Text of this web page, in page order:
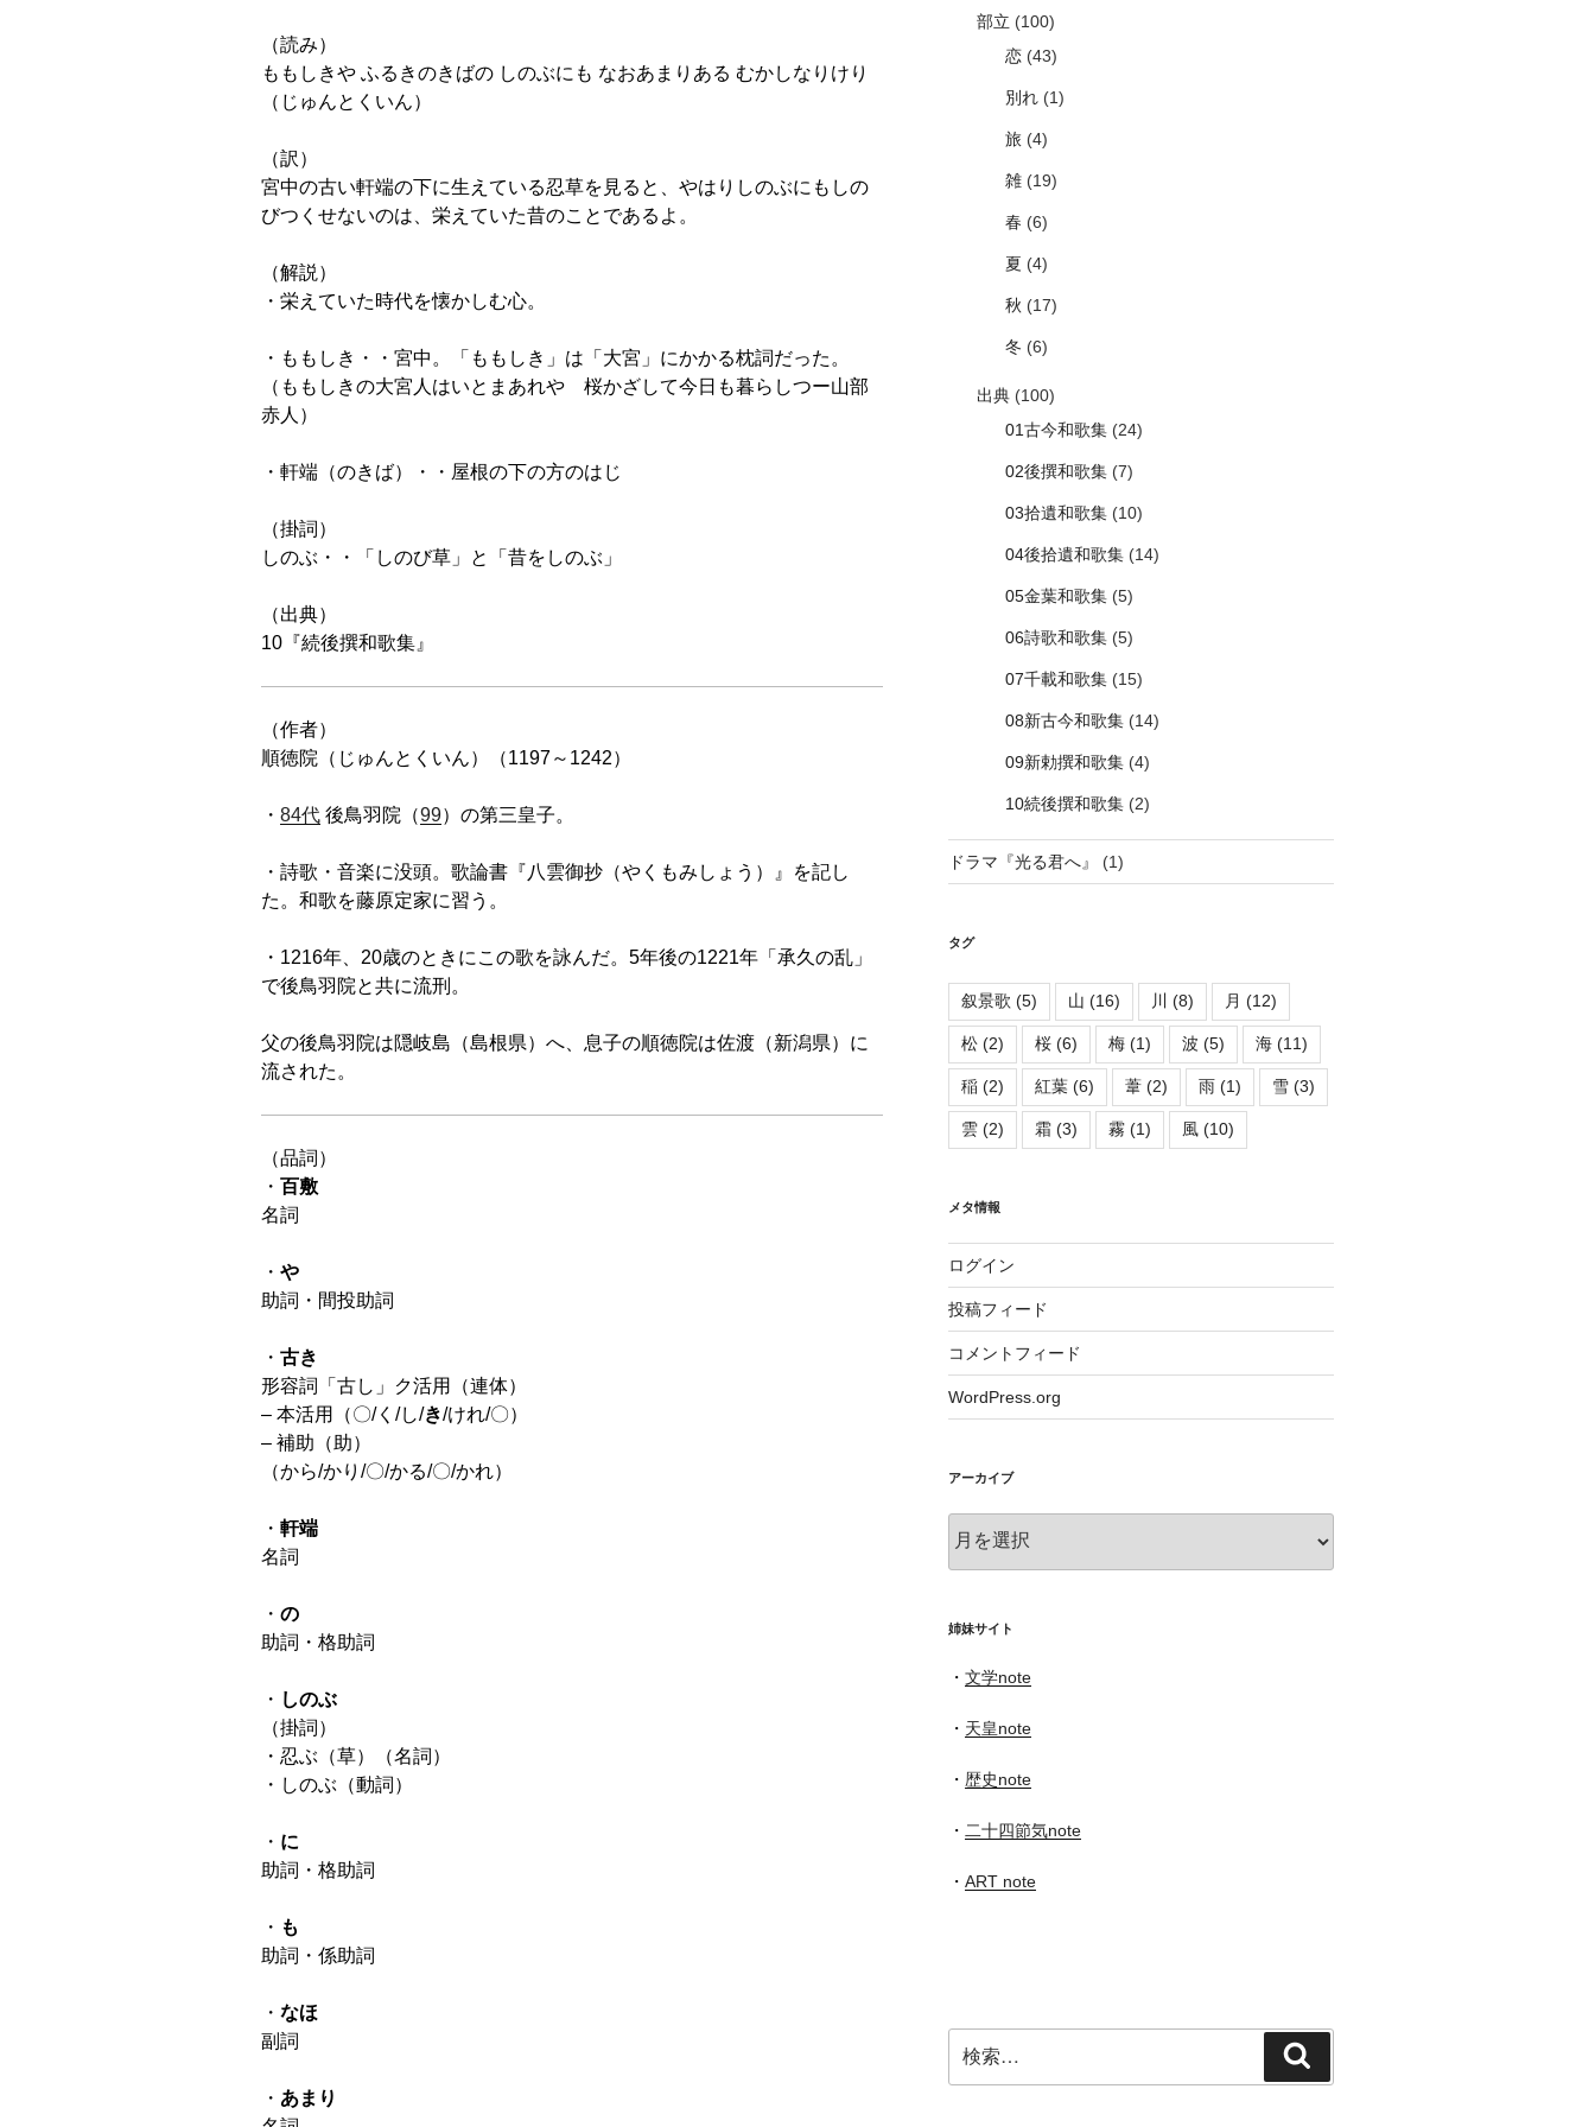
（読み）
ももしきや ふるきのきばの しのぶにも なおあまりある むかしなりけり
（じゅんとくいん）
（訳）
宮中の古い軒端の下に生えている忍草を見ると、やはりしのぶにもしの
びつくせないのは、栄えていた昔のことであるよ。
（解説）
・栄えていた時代を懐かしむ心。
・ももしき・・宮中。「ももしき」は「大宮」にかかる枕詞だった。
（ももしきの大宮人はいとまあれや 桜かざして今日も暮らしつー山部
赤人）
・軒端（のきば）・・屋根の下の方のはじ
（掛詞）
しのぶ・・「しのび草」と「昔をしのぶ」
（出典）
10『続後撰和歌集』
（作者）
順徳院（じゅんとくいん）（1197～1242）
・ 84代 後鳥羽院（99）の第三皇子。
・詩歌・音楽に没頭。歌論書『八雲御抄（やくもみしょう）』を記し
た。和歌を藤原定家に習う。
・1216年、20歳のときにこの歌を詠んだ。5年後の1221年「承久の乱」
で後鳥羽院と共に流刑。
父の後鳥羽院は隠岐島（島根県）へ、息子の順徳院は佐渡（新潟県）に
流された。
（品詞）
・ 百敷
名詞
・ や
助詞・間投助詞
・ 古き
形容詞「古し」ク活用（連体）
– 本活用（〇/く/し/き/けれ/〇）
– 補助（助）
（から/かり/〇/かる/〇/かれ）
・ 軒端
名詞
・ の
助詞・格助詞
・ しのぶ
（掛詞）
・忍ぶ（草）（名詞）
・しのぶ（動詞）
・ に
助詞・格助詞
・ も
助詞・係助詞
・ なほ
副詞
・ あまり
部立 (100)
恋(43)
別れ(1)
旅 (4)
雑(19)
春 (6)
夏 (4)
秋 (17)
冬 (6)
出典(100)
01古今和歌集(24)
02後撰和歌集(7)
03拾遺和歌集(10)
04後拾遺和歌集(14)
05金葉和歌集(5)
06詩歌和歌集(5)
07千載和歌集(15)
08新古今和歌集(14)
09新勅撰和歌集(4)
10続後撰和歌集(2)
ドラマ『光る君へ』 (1)
タグ
叙景歌 (5) 山 (16) 川 (8) 月 (12)
松(2) 桜(6) 梅(1) 波 (5) 海(11)
稲(2) 紅葉(6) 葦(2) 雨(1) 雪(3)
雲(2) 霜(3) 霧(1) 風(10)
メタ情報
ログイン
投稿フィード
コメントフィード
WordPress.org
アーカイブ
ー
カ
ブ
姉妹サイト
・ 文学note
・ 天皇note
・ 歴史note
・ 二十四節気note
・ ART note
索:
索